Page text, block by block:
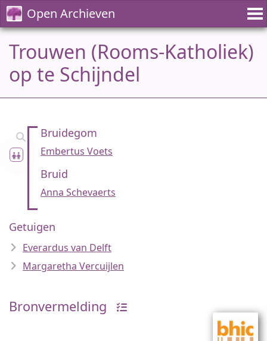
Open Archieven
Trouwen (Rooms-Katholiek)
op te Schijndel
Bruidegom
Embertus Voets
Bruid
Anna Schevaerts
Getuigen
Everardus van Delft
Margaretha Vercuijlen
Bronvermelding